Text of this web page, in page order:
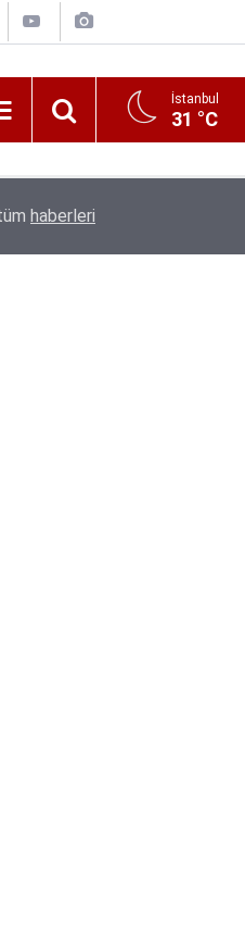
İstanbul
31 °C
1.874 Personel Alacak:
haberleri